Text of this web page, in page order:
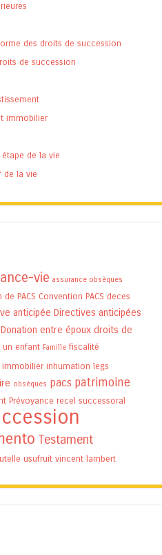
des droits de succession
de succession
immobilier
de la vie
de la vie
vie assurance obsèques
PACS Convention PACS deces
anticipée Directives anticipées
Donation entre époux droits de
un enfant Famille fiscalité
immobilier inhumation legs
obsèques pacs patrimoine
Prévoyance recel successoral
Testament
usufruit vincent lambert